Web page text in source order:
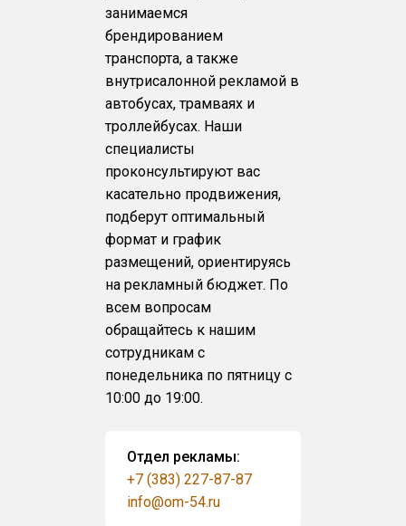
занимаемся
брендированием
транспорта, а также
внутрисалонной рекламой в
автобусах, трамваях и
троллейбусах. Наши
специалисты
проконсультируют вас
касательно продвижения,
подберут оптимальный
формат и график
размещений, ориентируясь
на рекламный бюджет. По
всем вопросам
обращайтесь к нашим
сотрудникам с
понедельника по пятницу с
10:00 до 19:00.
Отдел рекламы:
+7 (383) 227-87-87
info@om-54.ru